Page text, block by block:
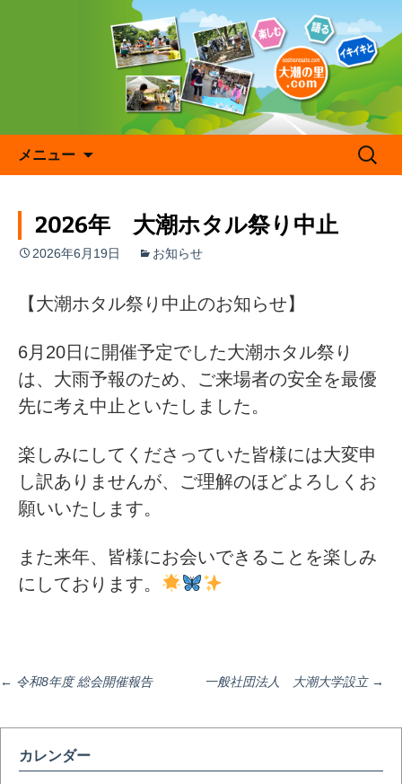
プ
メニュー
検
索:
2026年 大潮ホタル祭り中止
2026年6月19日 お知らせ
【大潮ホタル祭り中止のお知らせ】
6月20日に開催予定でした大潮ホタル祭り
は、大雨予報のため、ご来場者の安全を最優
先に考え中止といたしました。
楽しみにしてくださっていた皆様には大変申
し訳ありませんが、ご理解のほどよろしくお
願いいたします。
また来年、皆様にお会いできることを楽しみ
にしております。
投
稿
← 令和8年度 総会開催報告 一般社団法人 大潮大学設立 →
カレンダー